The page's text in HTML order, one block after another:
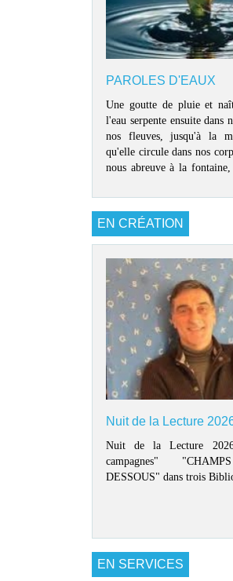
PAROLES D'EAUX
Une goutte de pluie et
l'eau serpente ensuite dans
nos fleuves, jusqu'à la
qu'elle circule dans nos
nous abreuve à la
cultures ; elle est sans cesse
questionnée et racontée
d'hier et d'aujourd'hui
source majeure de nos
humaines, réelles et
écouter quelques récits
pour partager cet élément
de notre « planète Aqua
Mathé dans le cadre du
l'eau d'ici ...et là»
Biblio'fil
EN CRÉATION
Nuit de la Lecture
Nuit de la Lecture
campagnes"
DESSOUS" dans trois
EN SERVICES